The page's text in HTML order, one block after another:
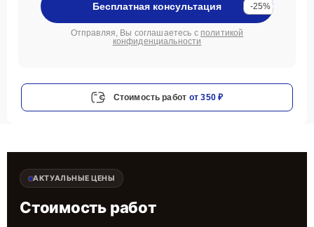
Бесплатная консультация -25%
Отправляя, Вы соглашаетесь с политикой
конфиденциальности
Стоимость работ от 350 ₽
АКТУАЛЬНЫЕ ЦЕНЫ
Стоимость работ